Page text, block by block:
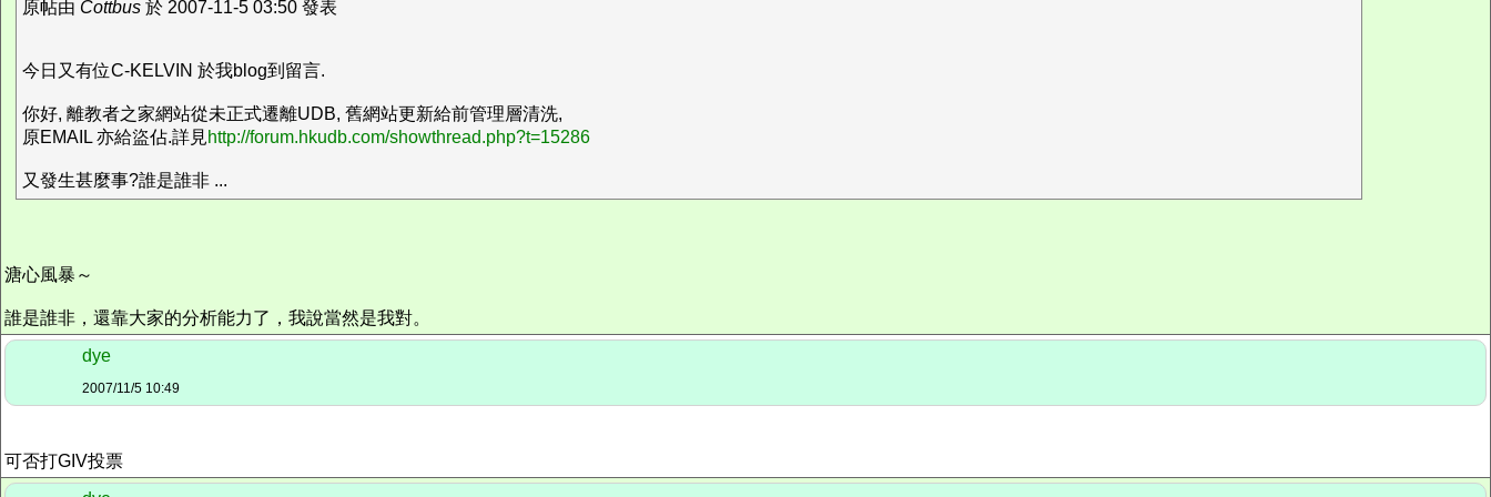
原帖由 Cottbus 於 2007-11-5 03:50 發表
今日又有位C-KELVIN 於我blog到留言.
你好, 離教者之家網站從未正式遷離UDB, 舊網站更新給前管理層清洗,
原EMAIL 亦給盜佔.詳見http://forum.hkudb.com/showthread.php?t=15286
又發生甚麼事?誰是誰非 ...
溏心風暴～
誰是誰非，還靠大家的分析能力了，我說當然是我對。
dye
2007/11/5 10:49
可否打GIV投票